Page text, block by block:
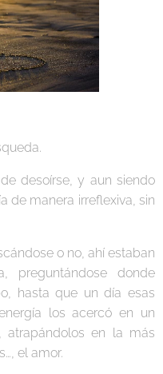
desoírse, y aun siendo
de manera irreflexiva, sin
o no, ahí estaban
preguntándose donde
hasta que un día esas
los acercó en un
en la más
el amor.